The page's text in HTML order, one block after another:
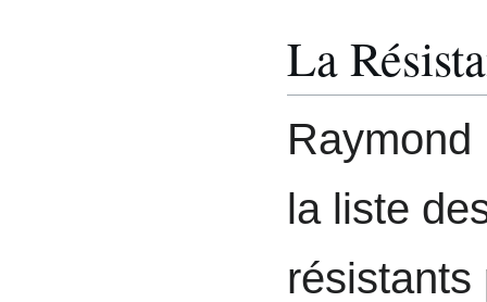
La
Raymond
la liste
résistants